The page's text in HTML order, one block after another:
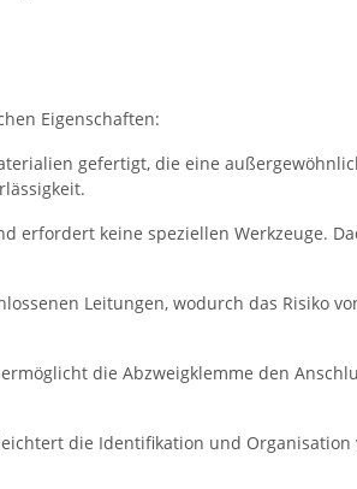
Eigenschaften:
gefertigt, die eine
erfordert keine speziellen Werkzeuge.
Leitungen, wodurch das Risiko
die Abzweigklemme den
die Identifikation und